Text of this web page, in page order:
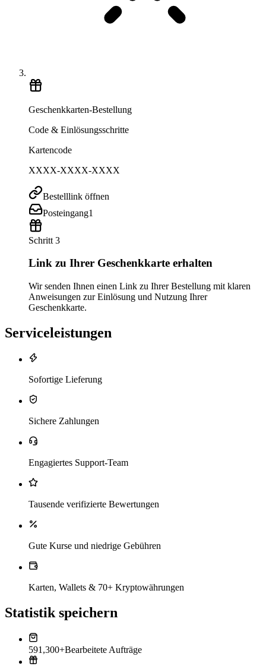
Geschenkkarten-Bestellung
Code & Einlösungsschritte
Kartencode
XXXX-XXXX-XXXX
Bestelllink öffnen
Posteingang1
Schritt 3
Link zu Ihrer Geschenkkarte erhalten
Wir senden Ihnen einen Link zu Ihrer Bestellung mit klaren
Anweisungen zur Einlösung und Nutzung Ihrer
Geschenkkarte.
Serviceleistungen
Sofortige Lieferung
Sichere Zahlungen
Engagiertes Support-Team
Tausende verifizierte Bewertungen
Gute Kurse und niedrige Gebühren
Karten, Wallets & 70+ Kryptowährungen
Statistik speichern
591,300+Bearbeitete Aufträge